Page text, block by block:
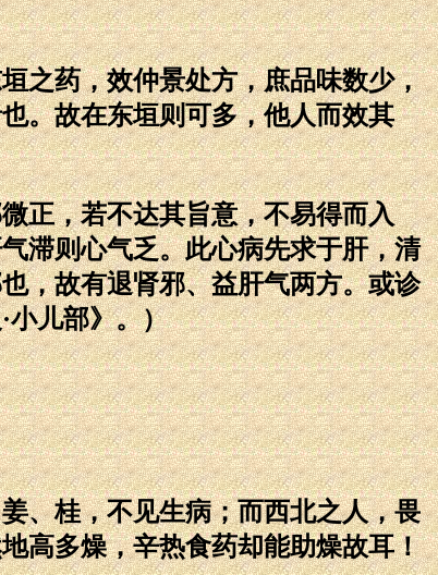
药，效仲景处方，庶品味数少，
。故在东垣则可多，他人而效其
正，若不达其旨意，不易得而入
滞则心气乏。此心病先求于肝，清
，故有退肾邪、益肝气两方。或诊
小儿部》。）
桂，不见生病；而西北之人，畏
高多燥，辛热食药却能助燥故耳！